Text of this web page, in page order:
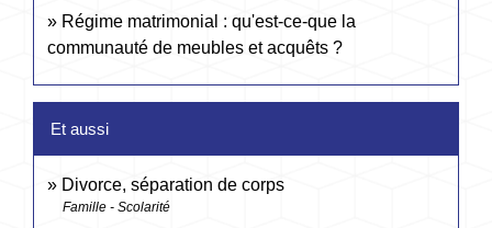
Régime matrimonial : qu'est-ce-que la
communauté de meubles et acquêts ?
Et aussi
Divorce, séparation de corps
Famille - Scolarité